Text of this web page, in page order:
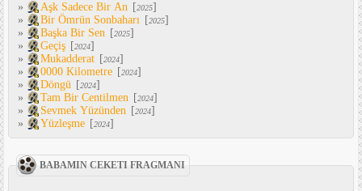
»
Aşk Sadece Bir An [2025]
»
Bir Ömrün Sonbaharı [2025]
»
Başka Bir Sen [2025]
»
Geçiş [2024]
»
Mukadderat [2024]
»
0000 Kilometre [2024]
»
Döngü [2024]
»
Tam Bir Centilmen [2024]
»
Sevmek Yüzünden [2024]
»
Yüzleşme [2024]
BABAMIN CEKETI FRAGMANI